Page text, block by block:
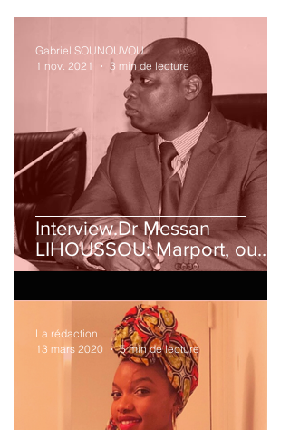
INTERVIEWS
Interview.Dr Messan
LIHOUSSOU: Marport, ou
mieux "Gouverner les ports,
corridors et territoires"
Gabriel SOUNOUVOU
3 min de lecture
La rédaction
5 min de lecture